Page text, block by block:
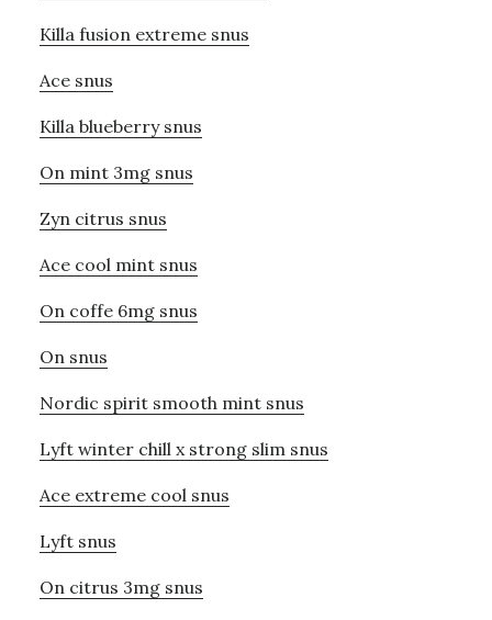
Killa fusion extreme snus
Ace snus
Killa blueberry snus
On mint 3mg snus
Zyn citrus snus
Ace cool mint snus
On coffe 6mg snus
On snus
Nordic spirit smooth mint snus
Lyft winter chill x strong slim snus
Ace extreme cool snus
Lyft snus
On citrus 3mg snus